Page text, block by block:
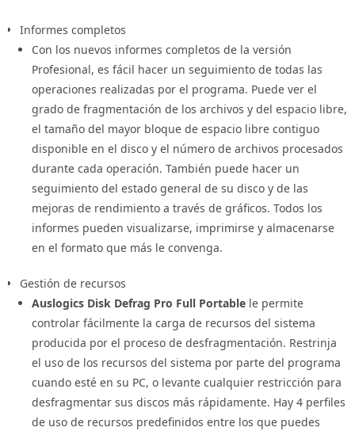
Mantener el Disco Duro Libre de Desorden
Para garantizar un rendimiento óptimo, asegúrate de
mantener tu disco duro libre de desorden. Elimina
regularmente archivos innecesarios y desinstala programas
que ya no necesites para liberar espacio en tu disco duro y
evitar la fragmentación.
Conclusión
Auslogics Disk Defrag Pro es una herramienta invaluable para
cualquier persona que desee maximizar el rendimiento de su
PC. Con su interfaz intuitiva, características avanzadas y la
capacidad de programar la desfragmentación automática,
puede ayudarte a mantener tu PC funcionando sin problemas y
optimizado en todo momento. Sigue estos consejos para
aprovechar al máximo Auslogics Disk Defrag Pro y disfruta de
un rendimiento óptimo de tu PC.
Informes completos
Con los nuevos informes completos de la versión
Profesional, es fácil hacer un seguimiento de todas las
operaciones realizadas por el programa. Puede ver el
grado de fragmentación de los archivos y del espacio libre,
el tamaño del mayor bloque de espacio libre contiguo
disponible en el disco y el número de archivos procesados
durante cada operación. También puede hacer un
seguimiento del estado general de su disco y de las
mejoras de rendimiento a través de gráficos. Todos los
informes pueden visualizarse, imprimirse y almacenarse
en el formato que más le convenga.
Gestión de recursos
Auslogics Disk Defrag Pro Full Portable le permite
controlar fácilmente la carga de recursos del sistema
producida por el proceso de desfragmentación. Restrinja
el uso de los recursos del sistema por parte del programa
cuando esté en su PC, o levante cualquier restricción para
desfragmentar sus discos más rápidamente. Hay 4 perfiles
de uso de recursos predefinidos entre los que puedes